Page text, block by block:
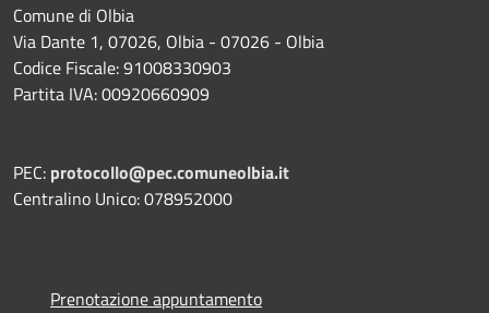
Comune di Olbia
Via Dante 1, 07026, Olbia - 07026 - Olbia
Codice Fiscale: 91008330903
Partita IVA: 00920660909
PEC: protocollo@pec.comuneolbia.it
Centralino Unico: 078952000
Prenotazione appuntamento